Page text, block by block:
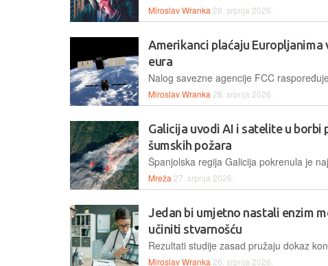
Miroslav Wranka 28. srpnja 2026.
Amerikanci plaćaju Europljanima
eura
Miroslav Wranka 28. srpnja 2026.
Galicija uvodi AI i satelite u borbi
šumskih požara
Mreža 27. srpnja 2026.
Jedan bi umjetno nastali enzim
učiniti stvarnošću
Miroslav Wranka 26. srpnja 2026.